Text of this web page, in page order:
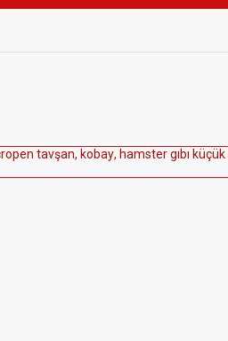
ropen tavşan, kobay, hamstergıbı küçük